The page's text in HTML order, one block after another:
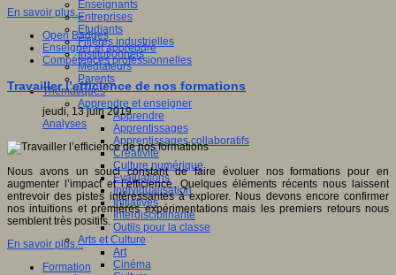
Enseignants
Entreprises
Etudiants
Filières industrielles
Institutionnels
Médiateurs
Parents
Thématiques
Apprendre et enseigner
Apprendre
Apprentissages
Apprentissages collaboratifs
Créativité
Culture numérique
Evaluations
Individualisation
Initiatives
Interdisciplinarité
Outils pour la classe
Arts et Culture
Art
Cinéma
En savoir plus...
Open Badges
Enseigner et apprendre
Compétences professionnelles
Travailler l’efficience de nos formations
jeudi, 13 juin 2019
Analyses
Nous avons un souci constant de faire évoluer nos formations pour en
augmenter l’impact et l’efficience. Quelques éléments récents nous laissent
entrevoir des pistes intéressantes à explorer. Nous devons encore confirmer
nos intuitions et premières expérimentations mais les premiers retours nous
semblent très positifs.
En savoir plus...
Formation